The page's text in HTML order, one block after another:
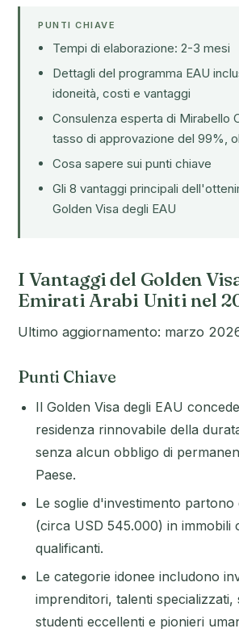
PUNTI CHIAVE
Tempi di elaborazione: 2-3 mesi
Dettagli del programma EAU
idoneità, costi e vantaggi
Consulenza esperta di Mirabello
tasso di approvazione del 99%,
Cosa sapere sui punti chiave
Gli 8 vantaggi principali
Golden Visa degli EAU
I Vantaggi del Golden
Emirati Arabi Uniti nel
Ultimo aggiornamento: marzo
Punti Chiave
Il Golden Visa degli EAU
residenza rinnovabile della
senza alcun obbligo di
Paese.
Le soglie d'investimento partono
(circa USD 545.000) in immobili
qualificanti.
Le categorie idonee includono
imprenditori, talenti specializzati,
studenti eccellenti e pionieri